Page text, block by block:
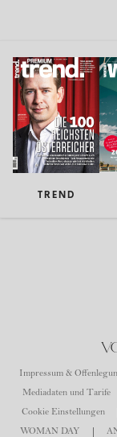
TREND
Impressum &
Mediadaten und Tarife
Cookie Einstellungen
WOMAN DAY